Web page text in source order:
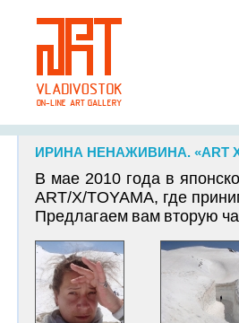
ИРИНА НЕНАЖИВИНА. «ART
В мае 2010 года в
ART/X/TOYAMA, где
Предлагаем вам вторую